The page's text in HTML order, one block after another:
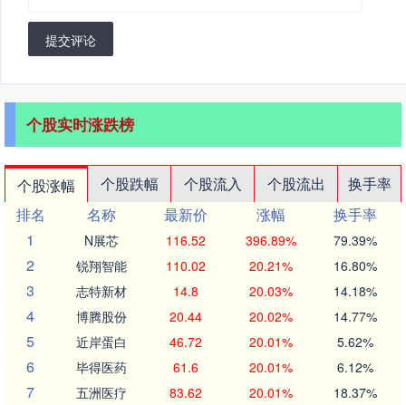
提交评论
个股实时涨跌榜
个股涨幅 个股跌幅 个股流入 个股流出
换手率
排名
名称 最新价 涨幅
换手率
1
N展芯 116.52 396.89% 79.39%
2 锐翔智能 110.02 20.21% 16.80%
3 志特新材 14.8 20.03% 14.18%
4 博腾股份 20.44 20.02% 14.77%
5 近岸蛋白 46.72 20.01% 5.62%
6 毕得医药 61.6 20.01% 6.12%
7 五洲医疗 83.62 20.01% 18.37%